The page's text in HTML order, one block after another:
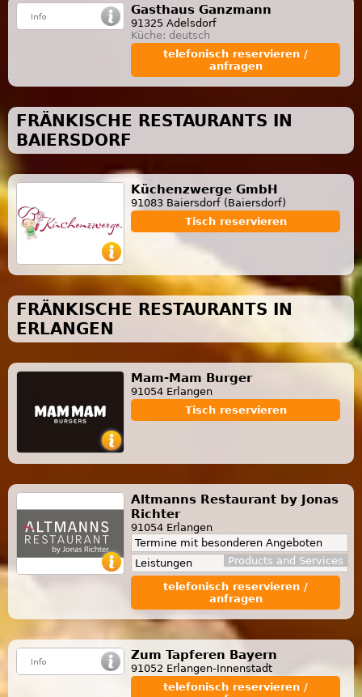
Gasthaus Ganzmann
91325 Adelsdorf
Küche: deutsch
telefonisch reservieren /
anfragen
FRÄNKISCHE RESTAURANTS IN
BAIERSDORF
Küchenzwerge GmbH
91083 Baiersdorf (Baiersdorf)
Tisch reservieren
FRÄNKISCHE RESTAURANTS IN
ERLANGEN
Mam-Mam Burger
91054 Erlangen
Tisch reservieren
Altmanns Restaurant by Jonas
Richter
91054 Erlangen
Termine mit besonderen Angeboten
Products and Services
Leistungen
telefonisch reservieren /
anfragen
Zum Tapferen Bayern
91052 Erlangen-Innenstadt
telefonisch reservieren /